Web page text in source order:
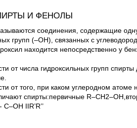
И ФЕНОЛЫ
соединения, содержащие
групп (–ОН), связанных с
находится непосредственно у
от числа гидроксильных групп
от того, при каком углеродном атоме
спирты:первичные
IIR’R’’